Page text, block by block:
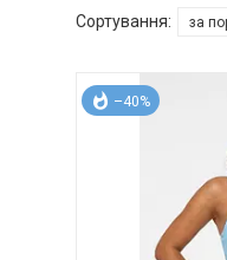
–40%